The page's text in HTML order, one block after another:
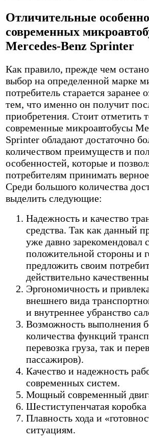
Отличительные
современных
Mercedes-Benz Sprinter
Как правило, прежде чем
выбор на определенной марке
потребитель старается заранее
тем, что именно он получит
приобретения. Стоит отметить
современные микроавтобусы
Sprinter обладают достаточно
количеством преимуществ и
особенностей, которые и
потребителям принимать
Среди большого количества
выделить следующие:
Надежность и качество
средства. Так как данный
уже давно зарекомендовал
положительной стороны и
предложить своим
действительно
Эргономичность и
внешнего вида
и внутреннее убранство
Возможность выполнения
количества функций
перевозка груза, так и
пассажиров).
Качество и надежность
современных систем.
Мощный современный
Шестиступенчатая коробка
Плавность хода и
ситуациям.